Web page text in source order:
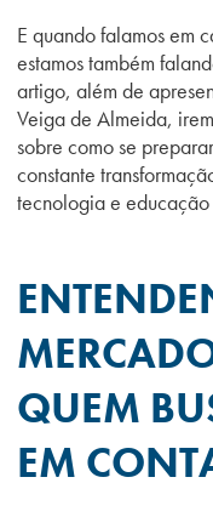
E quando falamos em
estamos também
artigo, além de
Veiga de Almeida,
sobre como se
constante
tecnologia e
QUEM
EM